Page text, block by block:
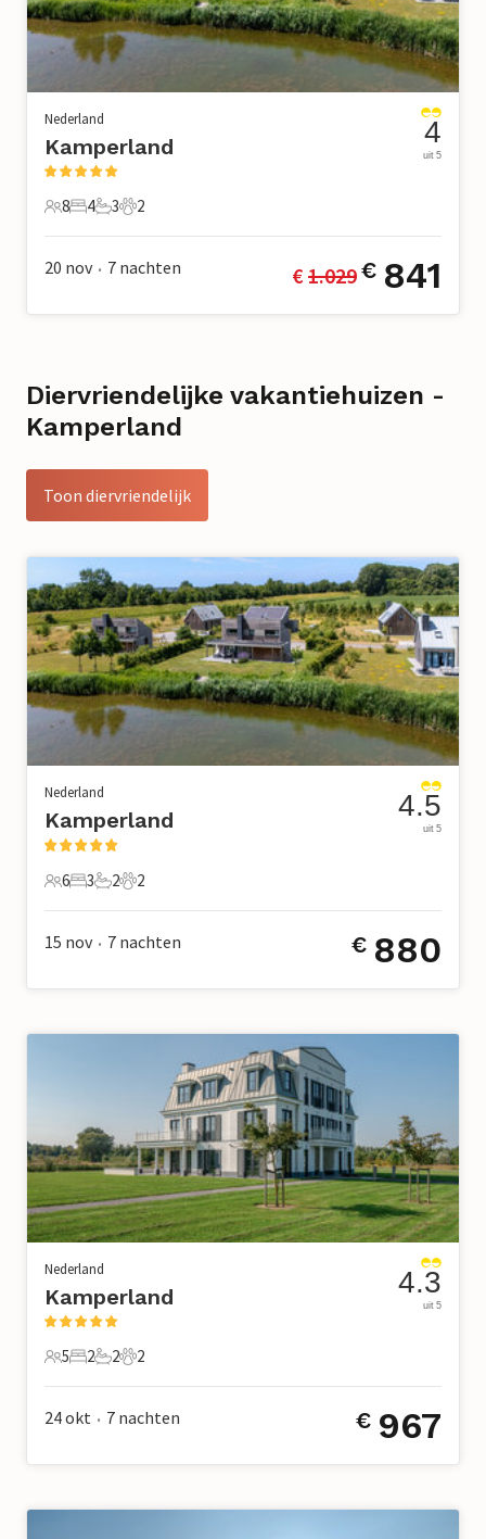
Nederland
Kamperland
8 Gasten
8
4 Slaapkamers
4
3 Badkamers
3
2 Huisdieren
2
4
uit 5
20 nov • 7 nachten € 1.029€ 841
Diervriendelijke vakantiehuizen -
Kamperland
Toon diervriendelijk
Nederland
Kamperland
6 Gasten
6
3 Slaapkamers
3
2 Badkamers
2
2 Huisdieren
2
4.5
uit 5
15 nov • 7 nachten € 880
Nederland
Kamperland
5 Gasten
5
2 Slaapkamers
2
2 Badkamers
2
2 Huisdieren
2
4.3
uit 5
24 okt • 7 nachten € 967